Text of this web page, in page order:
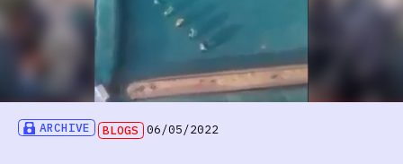
ARCHIVE BLOGS 06/05/2022